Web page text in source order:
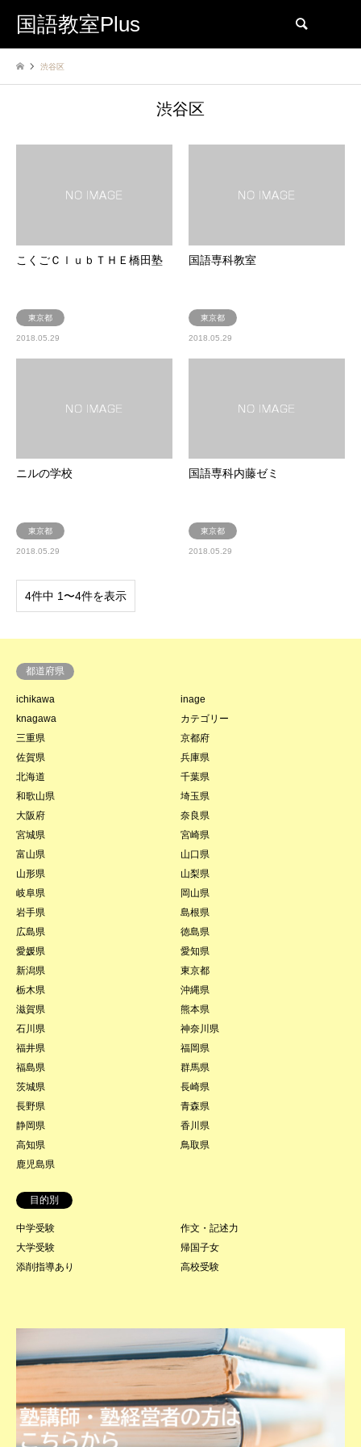
国語教室Plus
渋谷区
渋谷区
こくごＣｌｕｂＴＨＥ橋田塾
東京都
2018.05.29
国語専科教室
東京都
2018.05.29
ニルの学校
東京都
2018.05.29
国語専科内藤ゼミ
東京都
2018.05.29
4件中 1〜4件を表示
都道府県
ichikawa
inage
knagawa
カテゴリー
三重県
京都府
佐賀県
兵庫県
北海道
千葉県
和歌山県
埼玉県
大阪府
奈良県
宮城県
宮崎県
富山県
山口県
山形県
山梨県
岐阜県
岡山県
岩手県
島根県
広島県
徳島県
愛媛県
愛知県
新潟県
東京都
栃木県
沖縄県
滋賀県
熊本県
石川県
神奈川県
福井県
福岡県
福島県
群馬県
茨城県
長崎県
長野県
青森県
静岡県
香川県
高知県
鳥取県
鹿児島県
目的別
中学受験
作文・記述力
大学受験
帰国子女
添削指導あり
高校受験